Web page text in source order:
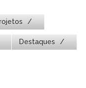
Destaques